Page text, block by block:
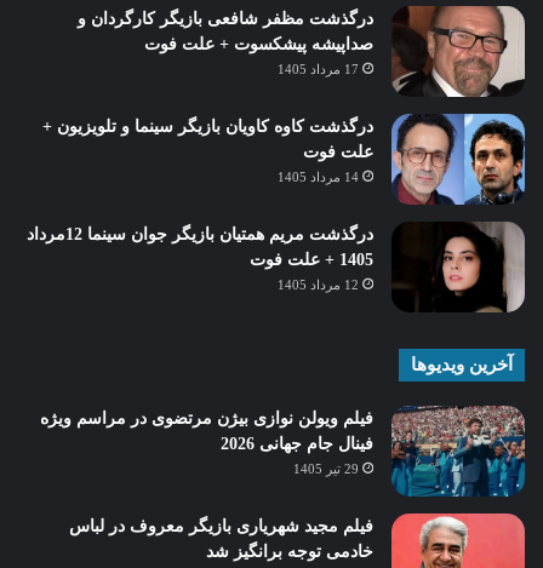
درگذشت مظفر شافعی بازیگر کارگردان و
صداپیشه پیشکسوت + علت فوت
17 مرداد 1405
درگذشت کاوه کاویان بازیگر سینما و تلویزیون +
علت فوت
14 مرداد 1405
درگذشت مریم همتیان بازیگر جوان سینما 12مرداد
1405 + علت فوت
12 مرداد 1405
آخرین ویدیوها
فیلم ویولن نوازی بیژن مرتضوی در مراسم ویژه
فینال جام جهانی 2026
29 تیر 1405
فیلم مجید شهریاری بازیگر معروف در لباس
خادمی توجه برانگیز شد